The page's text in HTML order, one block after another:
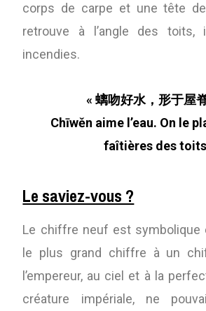
corps de carpe et une tête
retrouve à l’angle des toits,
incendies.
« 螭吻好水，形于屋
Chīwěn aime l’eau. On le
faîtières des
Le saviez-vous ?
Le chiffre neuf est symbolique
le plus grand chiffre à un
l’empereur, au ciel et à la
créature impériale, ne